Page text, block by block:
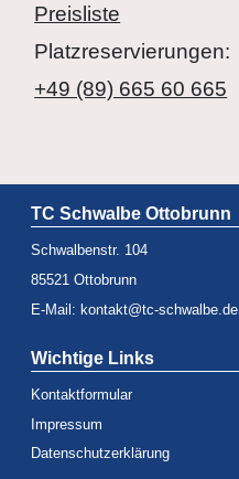
Preisliste
Platzreservierungen:
+49 (89) 665 60 665
TC Schwalbe Ottobrunn
Schwalbenstr. 104
85521 Ottobrunn
E-Mail: kontakt@tc-schwalbe.de
Wichtige Links
Kontaktformular
Impressum
Datenschutzerklärung